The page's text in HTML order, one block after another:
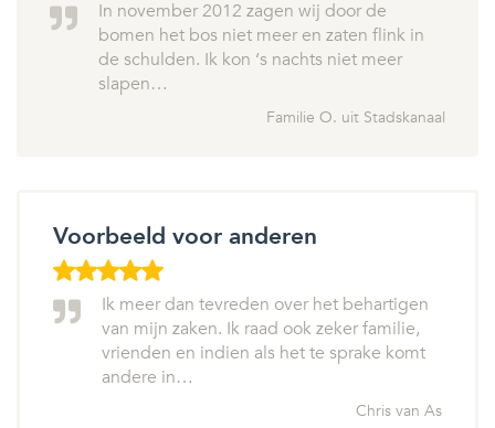
In november 2012 zagen wij door de
bomen het bos niet meer en zaten flink in
de schulden. Ik kon ‘s nachts niet meer
slapen…
Familie O. uit Stadskanaal
Voorbeeld voor anderen
Ik meer dan tevreden over het behartigen
van mijn zaken. Ik raad ook zeker familie,
vrienden en indien als het te sprake komt
andere in…
Chris van As